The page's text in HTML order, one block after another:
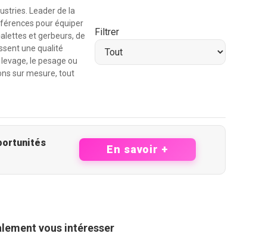
Leader de la
pour équiper
et gerbeurs, de
une qualité
le pesage ou
sur mesure, tout
Filtrer
En savoir +
vous intéresser